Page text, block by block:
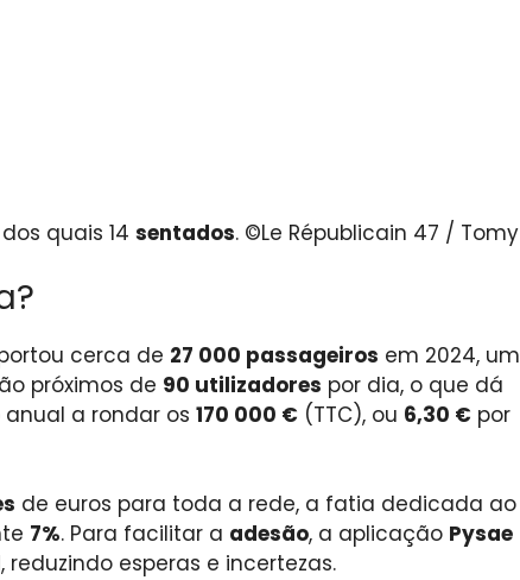
dos quais 14 sentados. ©Le Républicain 47 / Tomy
cerca de 27 000 passageiros em 2024, um
próximos de 90 utilizadores por dia, o que dá
a rondar os 170 000 € (TTC), ou 6,30 € por
de euros para toda a rede, a fatia dedicada ao
7%. Para facilitar a adesão, a aplicação Pysae
, reduzindo esperas e incertezas.